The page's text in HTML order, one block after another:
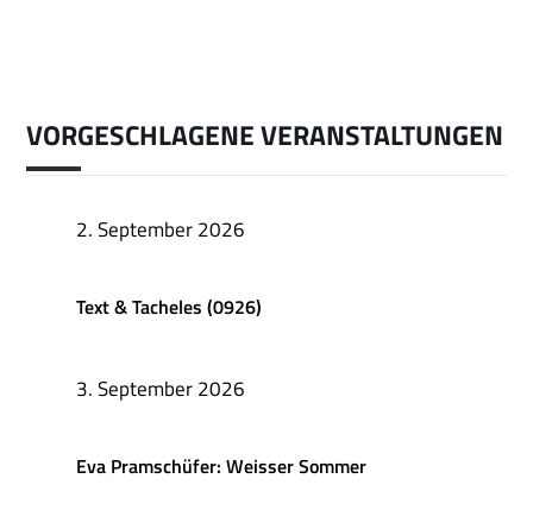
VORGESCHLAGENE VERANSTALTUNGEN
2. September 2026
Text & Tacheles (0926)
3. September 2026
Eva Pramschüfer: Weisser Sommer